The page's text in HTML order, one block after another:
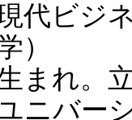
代ビジ
）
まれ。
ニバー